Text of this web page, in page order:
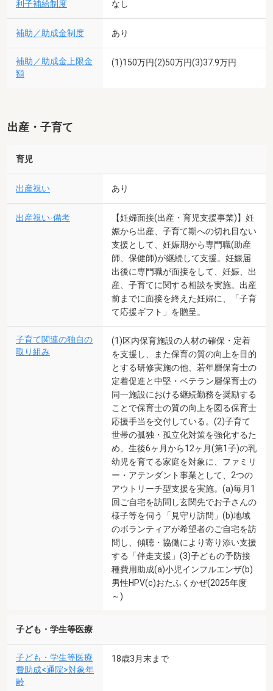
利子補給制度 なし
補助／助成金制度 あり
補助／助成金上限金
額
(1)150万円(2)50万円(3)37.9万円
出産・子育て
育児
出産祝い あり
出産祝い-備考
【妊婦面接(出産・育児支援事業)】妊
娠から出産、子育て期への切れ目ない
支援として、妊娠期から専門職(助産
師、保健師)が継続して支援。妊娠届
出後に専門職が面接をして、妊娠、出
産、子育てに関する相談を実施。出産
前までに面接を終えた妊婦に、「子育
て応援ギフト」を贈呈。
子育て関連の独自の
取り組み
(1)区内保育施設の人材の確保・定着
を支援し、また保育の質の向上を目的
とする研修実施の他、若年層保育士の
定着促進と中堅・ベテラン層保育士の
同一施設における継続勤務を奨励する
ことで保育士の質の向上を図る保育士
応援手当を交付している。(2)子育て
世帯の孤独・孤立化対策を強化するた
め、生後6ヶ月から12ヶ月(第1子)の乳
幼児を育てる家庭を対象に、ファミリ
ー・アテンダント事業として、2つの
アウトリーチ型支援を実施。(a)毎月1
回ご自宅を訪問し玄関先でお子さんの
様子等を伺う「見守り訪問」(b)地域
のボランティアが希望者のご自宅を訪
問し、傾聴・協働により寄り添い支援
する「伴走支援」(3)子どもの予防接
種費用助成(a)小児インフルエンザ(b)
男性HPV(c)おたふくかぜ(2025年度
～)
子ども・学生等医療
子ども・学生等医療
費助成<通院>対象年
齢
18歳3月末まで